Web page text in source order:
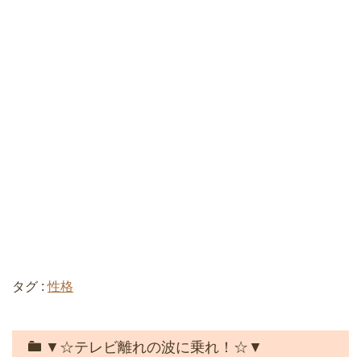
タグ :性格
▼☆テレビ離れの波に乗れ！☆▼